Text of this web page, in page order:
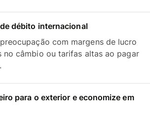
débito internacional
com margens de lucro
no câmbio ou tarifas altas ao pagar
para o exterior e economize em